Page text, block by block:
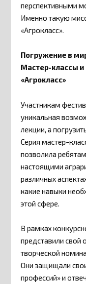
перспективными
Именно такую
«Агрокласс».
Погружение в
Мастер-классы и
«Агрокласс»
Участникам
уникальная
лекции, а
Серия мастер-
позволила
настоящими
различных
какие навыки
этой сфере.
В рамках
представили свой
творческой
Они защищали
профессий» и